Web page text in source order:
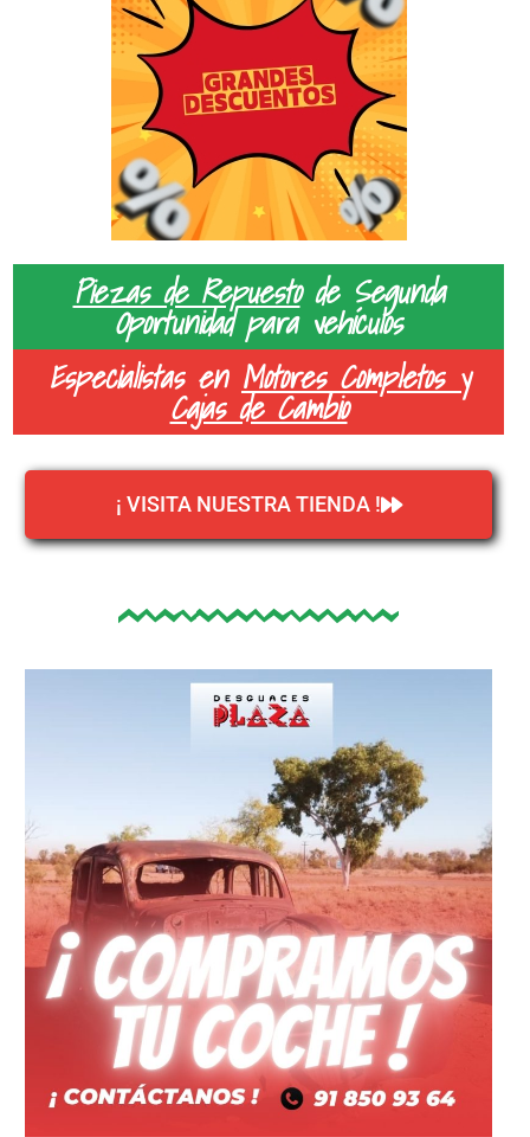
Piezas de Repuestode Segunda
Oportunidad para vehículos
Especialistas en Motores Completos y
Cajas de Cambio
¡ VISITA NUESTRA TIENDA !